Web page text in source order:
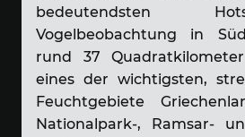
bedeutendsten
Vogelbeobachtung in
rund 37
eines der wichtigsten,
Feuchtgebiete
Nationalpark-, Ramsar-